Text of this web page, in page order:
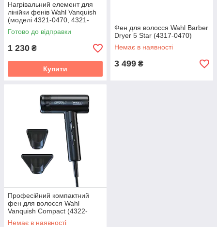
Нагрівальний елемент для
лінійки фенів Wahl Vanquish
(моделі 4321-0470, 4321-
0471, 4321-0472)
Готово до відправки
1 230 ₴
Купити
Фен для волосся Wahl Barber
Dryer 5 Star (4317-0470)
Немає в наявності
3 499 ₴
Професійний компактний
фен для волосся Wahl
Vanquish Compact (4322-
0470)
Немає в наявності